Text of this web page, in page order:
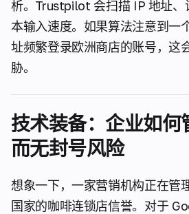
析。Trustpilot 会扫描 IP 地址、
本输入速度。如果算法注意到一
址频繁登录欧洲商店的账号，这
胁。
技术装备：企业如何
而无封号风险
想象一下，一家营销机构正在管
国家的咖啡连锁店信誉。对于